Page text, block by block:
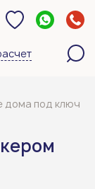
дома под ключ